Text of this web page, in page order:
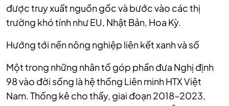
được truy xuất nguồn gốc và bước vào các thị
trường khó tính như EU, Nhật Bản, Hoa Kỳ.
Hướng tới nền nông nghiệp liên kết xanh và số
Một trong những nhân tố góp phần đưa Nghị định
98 vào đời sống là hệ thống Liên minh HTX Việt
Nam. Thống kê cho thấy, giai đoạn 2018–2023,